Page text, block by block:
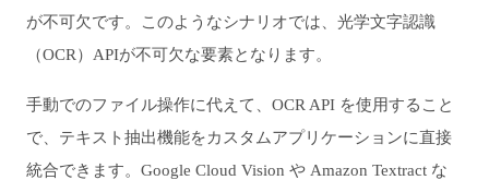
が不可欠です。このようなシナリオでは、光学文字認識
（OCR）APIが不可欠な要素となります。
手動でのファイル操作に代えて、OCR API を使用すること
で、テキスト抽出機能をカスタムアプリケーションに直接
統合できます。Google Cloud Vision や Amazon Textract な